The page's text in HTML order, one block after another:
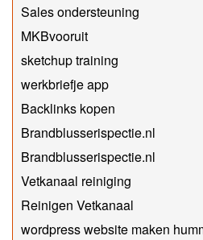
Sales ondersteuning
MKBvooruit
sketchup training
werkbriefje app
Backlinks kopen
Brandblusserispectie.nl
Brandblusserispectie.nl
Vetkanaal reiniging
Reinigen Vetkanaal
wordpress website maken